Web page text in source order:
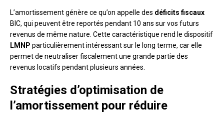
L’amortissement génère ce qu’on appelle des déficits fiscaux
BIC, qui peuvent être reportés pendant 10 ans sur vos futurs
revenus de même nature. Cette caractéristique rend le dispositif
LMNP particulièrement intéressant sur le long terme, car elle
permet de neutraliser fiscalement une grande partie des
revenus locatifs pendant plusieurs années.
Stratégies d’optimisation de
l’amortissement pour réduire